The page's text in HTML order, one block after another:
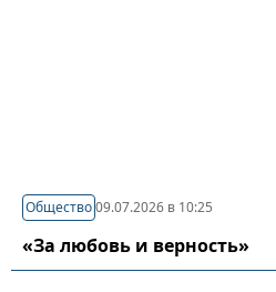
Общество09.07.2026 в 10:25
«За любовь и верность»